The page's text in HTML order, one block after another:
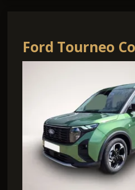
Ford Tourneo
EcoBoost